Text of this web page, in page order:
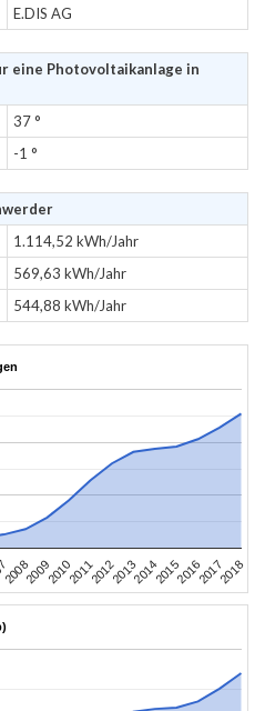
E.DIS AG
eine Photovoltaikanlage in
37 °
-1 °
1.114,52 kWh/Jahr
569,63 kWh/Jahr
544,88 kWh/Jahr
20082009201020112012201320142015201620172018